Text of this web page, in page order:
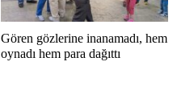
Gören gözlerine inanamadı, hem
oynadı hem para dağıttı